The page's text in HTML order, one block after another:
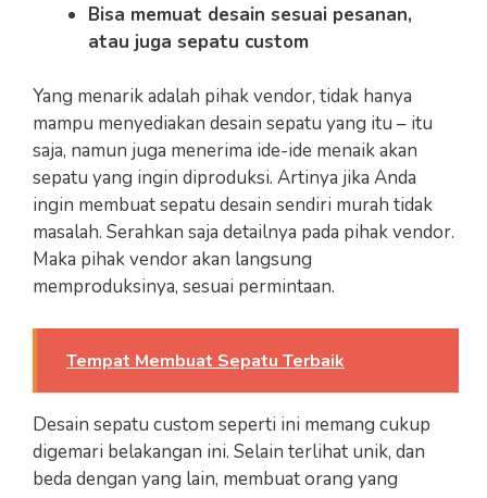
Bisa memuat desain sesuai pesanan,
atau juga sepatu custom
Yang menarik adalah pihak vendor, tidak hanya
mampu menyediakan desain sepatu yang itu – itu
saja, namun juga menerima ide-ide menaik akan
sepatu yang ingin diproduksi. Artinya jika Anda
ingin membuat sepatu desain sendiri murah tidak
masalah. Serahkan saja detailnya pada pihak vendor.
Maka pihak vendor akan langsung
memproduksinya, sesuai permintaan.
Tempat Membuat Sepatu Terbaik
Desain sepatu custom seperti ini memang cukup
digemari belakangan ini. Selain terlihat unik, dan
beda dengan yang lain, membuat orang yang